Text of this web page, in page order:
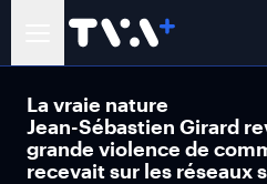
La vraie nature
Jean-Sébastien Girard
grande violence de
recevait sur les réseaux